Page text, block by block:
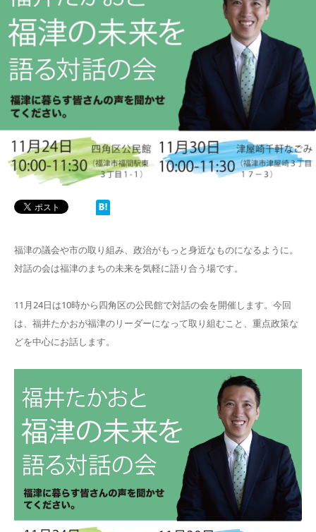
福津の議会や市の取り組み、政治がもっと身近なものになるように。
対話の会は福津のまちの未来を気軽に語り合う場です。
11月24日は10時から四角区の公民館で対話の会を開催します。今回
は、福井たかおが福津のリーダーになって取り組むこと、重点政策な
どを中心にお話します。